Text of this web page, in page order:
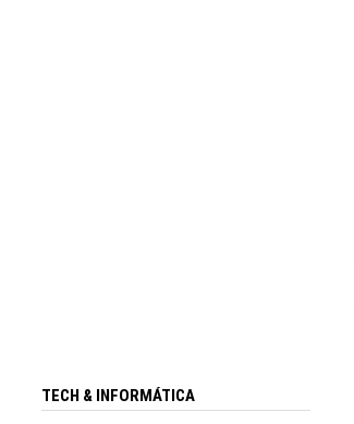
TECH & INFORMÁTICA